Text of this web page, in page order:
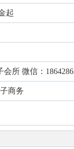
起
会所 微信：
商务